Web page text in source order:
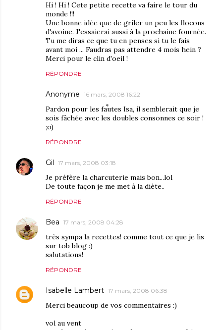
Hi ! Hi ! Cete petite recette va faire le tour du
monde !!!
Une bonne idée que de griler un peu les flocons
d'avoine. J'essaierai aussi à la prochaine fournée.
Tu me diras ce que tu en penses si tu le fais
avant moi ... Faudras pas attendre 4 mois hein ?
Merci pour le clin d'oeil !
RÉPONDRE
Anonyme 16 mars, 2008 16:22
Pardon pour les fautes Isa, il semblerait que je
sois fâchée avec les doubles consonnes ce soir !
;o)
RÉPONDRE
Gil 17 mars, 2008 03:18
Je préfère la charcuterie mais bon...lol
De toute façon je me met à la diète..
RÉPONDRE
Bea 17 mars, 2008 04:28
très sympa la recettes! comme tout ce que je lis
sur tob blog :)
salutations!
RÉPONDRE
Isabelle Lambert 17 mars, 2008 06:38
Merci beaucoup de vos commentaires :)
vol au vent